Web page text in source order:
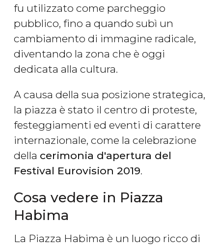
fu utilizzato come parcheggio
pubblico, fino a quando subì un
cambiamento di immagine radicale,
diventando la zona che è oggi
dedicata alla cultura.
A causa della sua posizione strategica,
la piazza è stato il centro di proteste,
festeggiamenti ed eventi di carattere
internazionale, come la celebrazione
della cerimonia d'apertura del
Festival Eurovision 2019.
Cosa vedere in Piazza
Habima
La Piazza Habima è un luogo ricco di